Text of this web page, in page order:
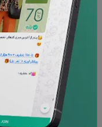
-
خرید
پرس
فرمش.